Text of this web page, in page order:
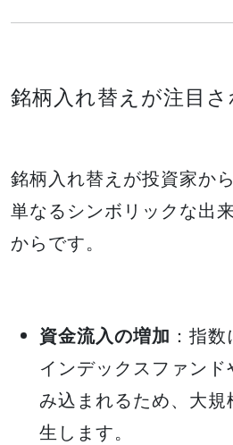
銘柄入れ替えが注目
銘柄入れ替えが投資家か
単なるシンボリックな出
からです。
資金流入の増加 ：指
インデックスファンド
み込まれるため、大
生します。